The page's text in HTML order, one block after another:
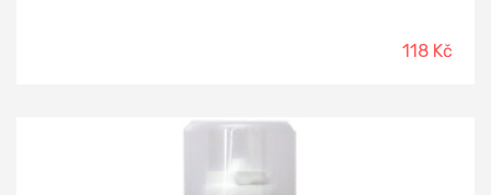
118 Kč